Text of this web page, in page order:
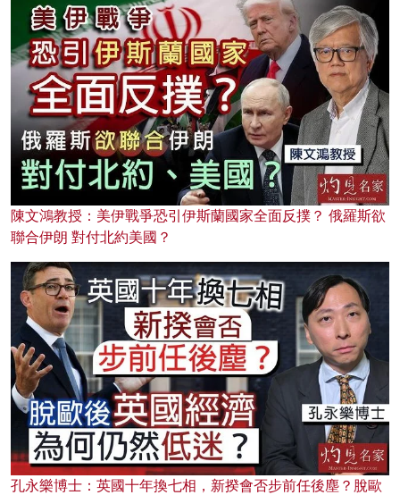
陳文鴻教授：美伊戰爭恐引伊斯蘭國家全面反撲？ 俄羅斯欲
聯合伊朗 對付北約美國？
孔永樂博士：英國十年換七相，新揆會否步前任後塵？脫歐